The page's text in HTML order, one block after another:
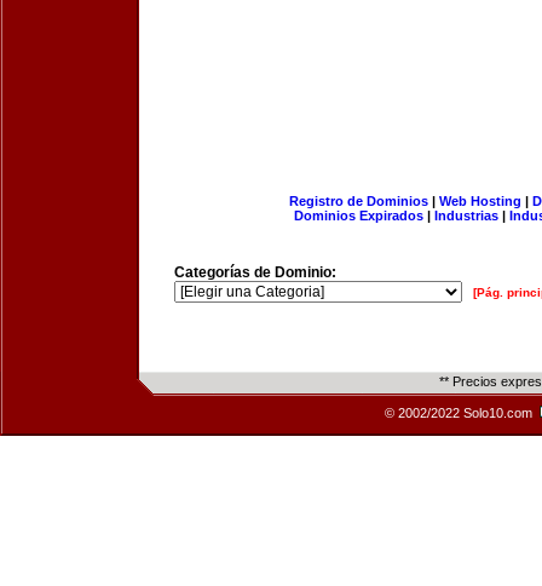
Registro de Dominios| Web Hosting |
Dominios Expirados | Industrias |
Categorías de Dominio:
[Pág.
** Precios
© 2002/2022 Solo10.com